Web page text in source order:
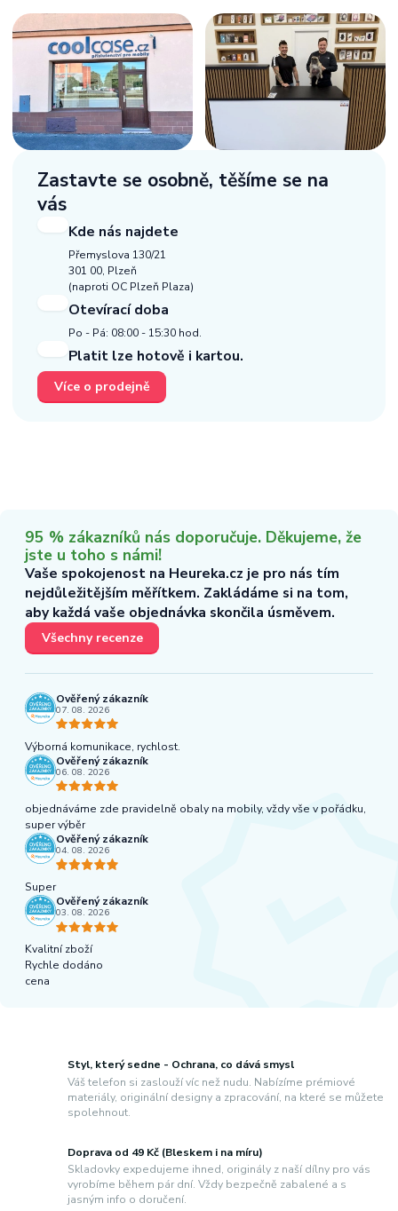
Zastavte se osobně, těšíme se na
vás
Kde nás najdete
Přemyslova 130/21
301 00, Plzeň
(naproti OC Plzeň Plaza)
Otevírací doba
Po - Pá: 08:00 - 15:30 hod.
Platit lze hotově i kartou.
Více o prodejně
Styl, který sedne - Ochrana, co dává smysl
Váš telefon si zaslouží víc než nudu. Nabízíme prémiové
materiály, originální designy a zpracování, na které se můžete
spolehnout.
Doprava od 49 Kč (Bleskem i na míru)
Skladovky expedujeme ihned, originály z naší dílny pro vás
vyrobíme během pár dní. Vždy bezpečně zabalené a s
jasným info o doručení.
95 % zákazníků nás doporučuje. Děkujeme, že
jste u toho s námi!
Vaše spokojenost na Heureka.cz je pro nás tím
nejdůležitějším měřítkem. Zakládáme si na tom,
aby každá vaše objednávka skončila úsměvem.
Všechny recenze
Ověřený zákazník
07. 08. 2026
Výborná komunikace, rychlost.
Ověřený zákazník
06. 08. 2026
objednáváme zde pravidelně obaly na mobily, vždy vše v pořádku,
super výběr
Ověřený zákazník
04. 08. 2026
Super
Ověřený zákazník
03. 08. 2026
Kvalitní zboží
Rychle dodáno
cena